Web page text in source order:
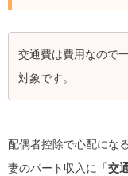
交通費は費用なので
対象です。
配偶者控除で心配になる
妻のパート収入に「交